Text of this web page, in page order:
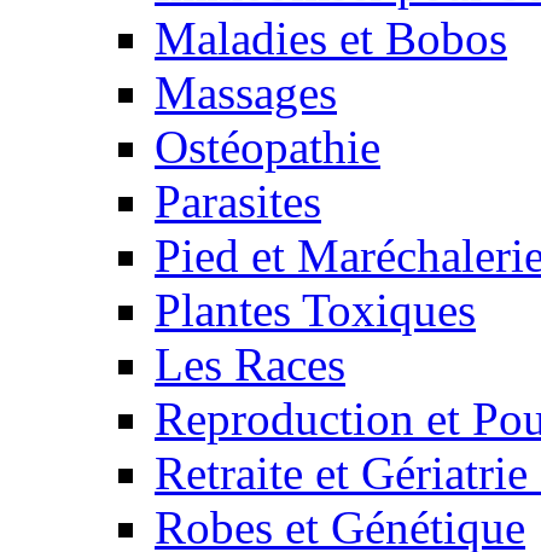
Maladies et Bobos
Massages
Ostéopathie
Parasites
Pied et
Plantes Toxiques
Les Races
Reproduction et
Retraite et
Robes et Génétique